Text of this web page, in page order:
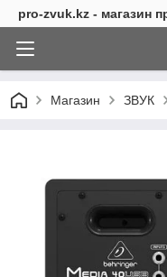
pro-zvuk.kz - магазин
Магазин ЗВУК